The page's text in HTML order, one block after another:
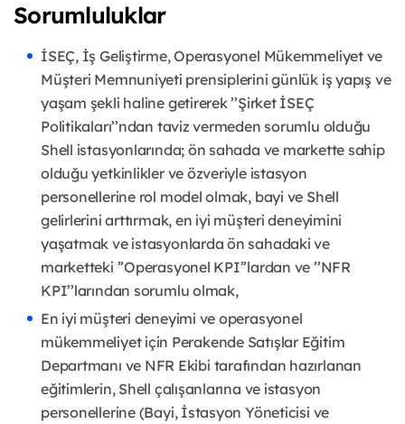
Sorumluluklar
İSEÇ, İş Geliştirme, Operasyonel Mükemmeliyet ve
Müşteri Memnuniyeti prensiplerini günlük iş yapış ve
yaşam şekli haline getirerek ’’Şirket İSEÇ
Politikaları’’ndan taviz vermeden sorumlu olduğu
Shell istasyonlarında; ön sahada ve markette sahip
olduğu yetkinlikler ve özveriyle istasyon
personellerine rol model olmak, bayi ve Shell
gelirlerini arttırmak, en iyi müşteri deneyimini
yaşatmak ve istasyonlarda ön sahadaki ve
marketteki ’’Operasyonel KPI’’lardan ve ’’NFR
KPI’’larından sorumlu olmak,
En iyi müşteri deneyimi ve operasyonel
mükemmeliyet için Perakende Satışlar Eğitim
Departmanı ve NFR Ekibi tarafından hazırlanan
eğitimlerin, Shell çalışanlarına ve istasyon
personellerine (Bayi, İstasyon Yöneticisi ve